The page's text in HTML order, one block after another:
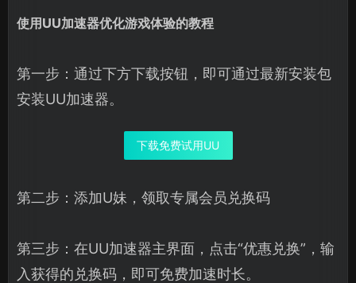
使用UU加速器优化游戏体验的教程
第一步：通过下方下载按钮，即可通过最新安装包
安装UU加速器。
下载免费试用UU
第二步：添加U妹，领取专属会员兑换码
第三步：在UU加速器主界面，点击“优惠兑换”，输
入获得的兑换码，即可免费加速时长。